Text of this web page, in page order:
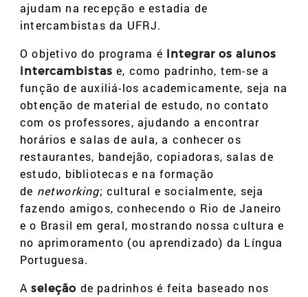
ajudam na recepção e estadia de
intercambistas da UFRJ.
O objetivo do programa é integrar os alunos
intercambistas e, como padrinho, tem-se a
função de auxiliá-los academicamente, seja na
obtenção de material de estudo, no contato
com os professores, ajudando a encontrar
horários e salas de aula, a conhecer os
restaurantes, bandejão, copiadoras, salas de
estudo, bibliotecas e na formação
de networking; cultural e socialmente, seja
fazendo amigos, conhecendo o Rio de Janeiro
e o Brasil em geral, mostrando nossa cultura e
no aprimoramento (ou aprendizado) da Língua
Portuguesa.
Aseleção de padrinhos é feita baseado nos